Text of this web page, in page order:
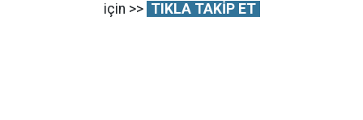
için >> TIKLA TAKİP ET